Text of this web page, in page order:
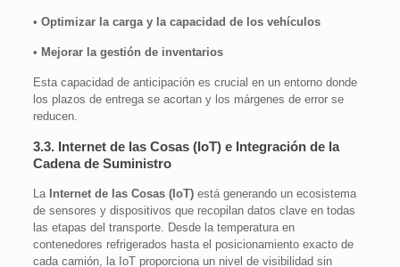
• Optimizar la carga y la capacidad de los vehículos
• Mejorar la gestión de inventarios
Esta capacidad de anticipación es crucial en un entorno donde
los plazos de entrega se acortan y los márgenes de error se
reducen.
3.3. Internet de las Cosas (IoT) e Integración de la
Cadena de Suministro
La Internet de las Cosas (IoT)está generando un ecosistema
de sensores y dispositivos que recopilan datos clave en todas
las etapas del transporte. Desde la temperatura en
contenedores refrigerados hasta el posicionamiento exacto de
cada camión, la IoT proporciona un nivel de visibilidad sin